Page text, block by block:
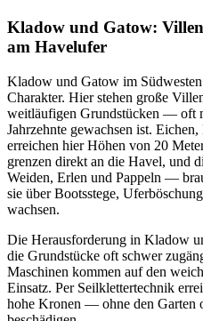
Kladow und Gatow:
am Havelufer
Kladow und Gatow im
Charakter. Hier stehen große
weitläufigen Grundstücken — oft
Jahrzehnte gewachsen ist.
erreichen hier Höhen von 20
grenzen direkt an die Havel, und
Weiden, Erlen und Pappeln —
sie über Bootsstege,
wachsen.
Die Herausforderung in Kladow
die Grundstücke oft schwer
Maschinen kommen auf den
Einsatz. Per Seilklettertechnik
hohe Kronen — ohne den Garten